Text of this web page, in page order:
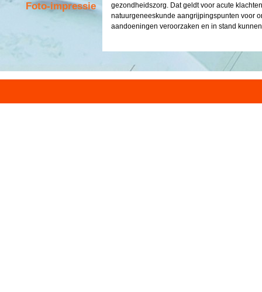
Foto-impressie
gezondheidszorg. Dat geldt voor acute
natuurgeneeskunde aangrijpingspunten voor
aandoeningen veroorzaken en in stand